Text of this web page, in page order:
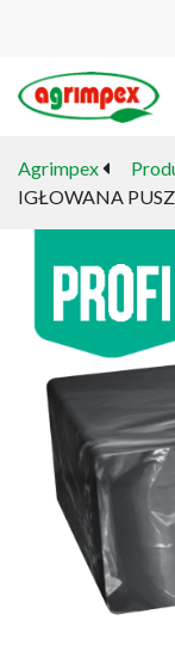
Agrimpex
IGŁOWANA